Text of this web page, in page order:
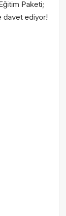
Paketi;
davet ediyor!